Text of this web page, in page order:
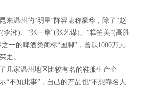
温州的“明星”阵容堪称豪华，除了“赵
李湘)、“张一摩”(张艺谋)、“糕笙美”(高胜
一的啤酒类商标“国脚”，曾以1000万元
走。
家温州地区比较有名的鞋服生产企
“不知此事”，自己的产品也“不想靠名人